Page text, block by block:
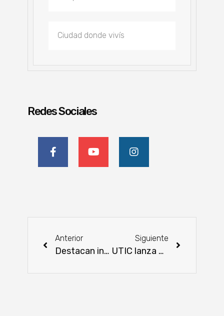
Redes Sociales
Anterior
Destacan incremento de exportaciones y buen rendimiento del rubro sojero como cierre 2023
Siguiente
UTIC lanza 250 becas para nuevos estudiantes